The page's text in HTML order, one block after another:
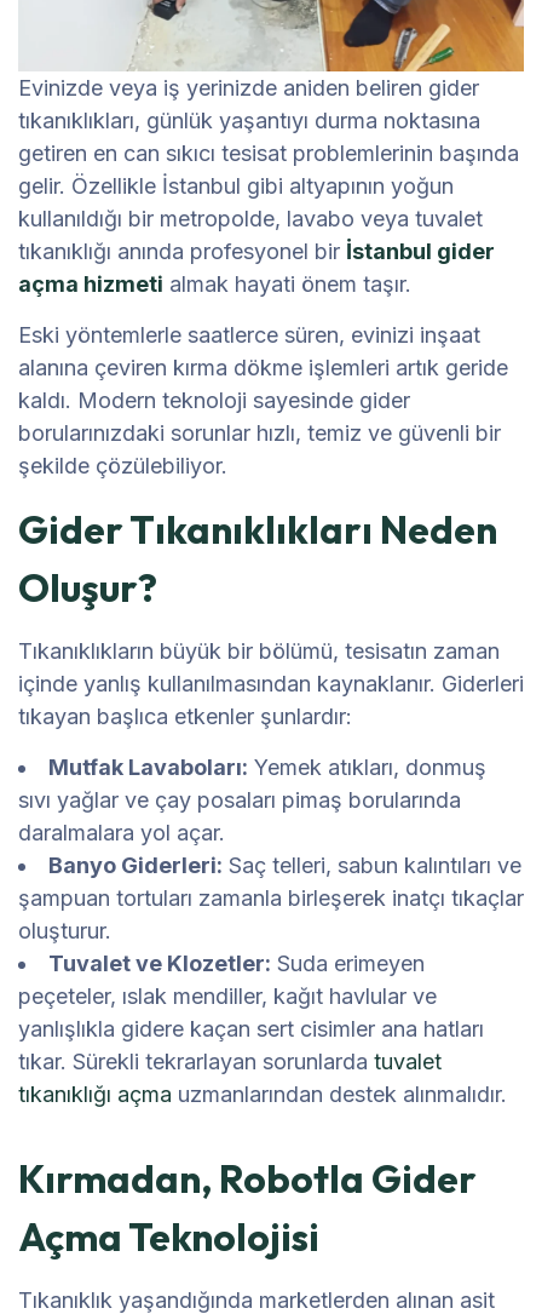
Evinizde veya iş yerinizde aniden beliren gider
tıkanıklıkları, günlük yaşantıyı durma noktasına
getiren en can sıkıcı tesisat problemlerinin başında
gelir. Özellikle İstanbul gibi altyapının yoğun
kullanıldığı bir metropolde, lavabo veya tuvalet
tıkanıklığı anında profesyonel bir İstanbul gider
açma hizmeti almak hayati önem taşır.
Eski yöntemlerle saatlerce süren, evinizi inşaat
alanına çeviren kırma dökme işlemleri artık geride
kaldı. Modern teknoloji sayesinde gider
borularınızdaki sorunlar hızlı, temiz ve güvenli bir
şekilde çözülebiliyor.
Gider Tıkanıklıkları Neden
Oluşur?
Tıkanıklıkların büyük bir bölümü, tesisatın zaman
içinde yanlış kullanılmasından kaynaklanır. Giderleri
tıkayan başlıca etkenler şunlardır:
Mutfak Lavaboları: Yemek atıkları, donmuş
sıvı yağlar ve çay posaları pimaş borularında
daralmalara yol açar.
Banyo Giderleri: Saç telleri, sabun kalıntıları ve
şampuan tortuları zamanla birleşerek inatçı tıkaçlar
oluşturur.
Tuvalet ve Klozetler: Suda erimeyen
peçeteler, ıslak mendiller, kağıt havlular ve
yanlışlıkla gidere kaçan sert cisimler ana hatları
tıkar. Sürekli tekrarlayan sorunlarda tuvalet
tıkanıklığı açma uzmanlarından destek alınmalıdır.
Kırmadan, Robotla Gider
Açma Teknolojisi
Tıkanıklık yaşandığında marketlerden alınan asit